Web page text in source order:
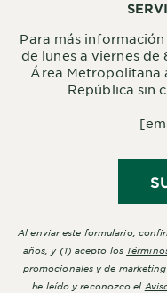
Para más
de lunes a viernes
Área Metropolitana
República sin
Al enviar este formulario,
años, y (1) acepto los
promocionales y de
he leído y reconozco el